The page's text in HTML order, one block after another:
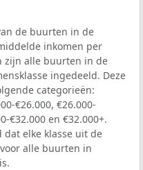
de buurten in de
inkomen per
zijn alle buurten in de
ingedeeld. Deze
categorieën:
€26.000, €26.000-
€32.000 en €32.000+.
dat elke klasse uit de
alle buurten in